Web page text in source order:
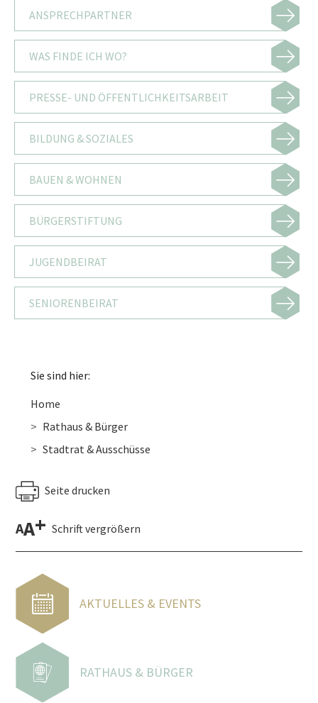
ANSPRECHPARTNER
WAS FINDE ICH WO?
PRESSE- UND ÖFFENTLICHKEITSARBEIT
BILDUNG & SOZIALES
BAUEN & WOHNEN
BÜRGERSTIFTUNG
JUGENDBEIRAT
SENIORENBEIRAT
Sie sind hier:
Home
Rathaus & Bürger
Stadtrat & Ausschüsse
Seite drucken
AA+ Schrift vergrößern
AKTUELLES & EVENTS
RATHAUS & BÜRGER